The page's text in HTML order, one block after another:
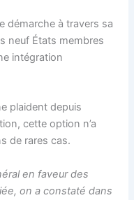
démarche à travers sa
neuf États membres
intégration
plaident depuis
cette option n’a
de rares cas.
en faveur des
on a constaté dans